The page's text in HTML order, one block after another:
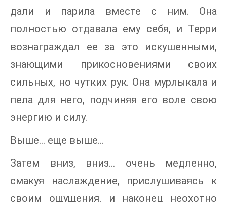
дали и парила вместе с ним. Она
полностью отдавала ему себя, и Терри
вознаграждал ее за это искушенными,
знающими прикосновениями своих
сильных, но чутких рук. Она мурлыкала и
пела для него, подчиняя его воле свою
энергию и силу.
Выше… еще выше…
Затем вниз, вниз… очень медленно,
смакуя наслаждение, прислушиваясь к
своим ощущения, и наконец неохотно